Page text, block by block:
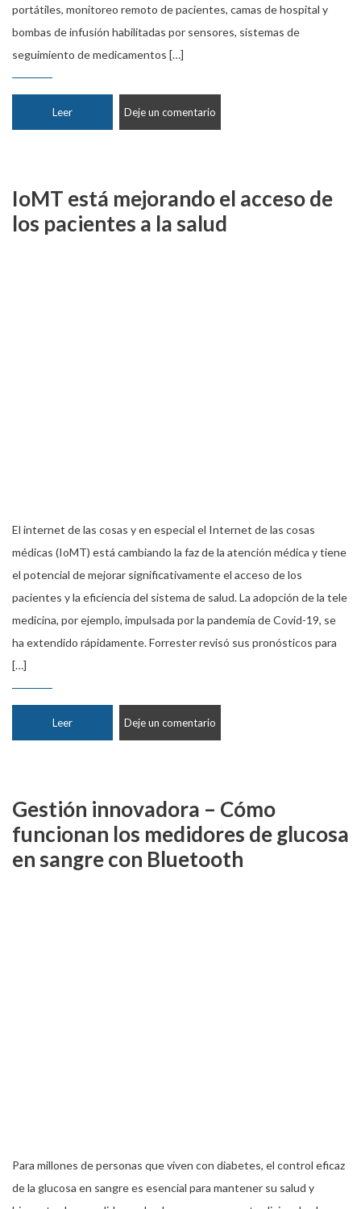
portátiles, monitoreo remoto de pacientes, camas de hospital y
bombas de infusión habilitadas por sensores, sistemas de
seguimiento de medicamentos […]
Leer Deje un comentario
IoMT está mejorando el acceso de
los pacientes a la salud
El internet de las cosas y en especial el Internet de las cosas
médicas (IoMT) está cambiando la faz de la atención médica y tiene
el potencial de mejorar significativamente el acceso de los
pacientes y la eficiencia del sistema de salud. La adopción de la tele
medicina, por ejemplo, impulsada por la pandemia de Covid-19, se
ha extendido rápidamente. Forrester revisó sus pronósticos para
[…]
Leer Deje un comentario
Gestión innovadora – Cómo
funcionan los medidores de glucosa
en sangre con Bluetooth
Para millones de personas que viven con diabetes, el control eficaz
de la glucosa en sangre es esencial para mantener su salud y